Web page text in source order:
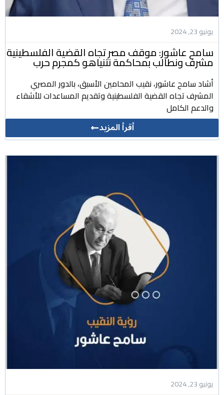
يونيو 23, 2024
سامح عاشور: موقف مصر تجاه القضية الفلسطينية
مشرف ونطالب بمحاكمة نتنياهو كمجرم حرب
أشاد سامح عاشور، نقيب المحامين الأسبق، بالدور المصري
المشرف تجاه القضية الفلسطينية وتقديم المساعدات للأشقاء
والدعم الكامل
أقرأ المزيد
يونيو 23, 2024